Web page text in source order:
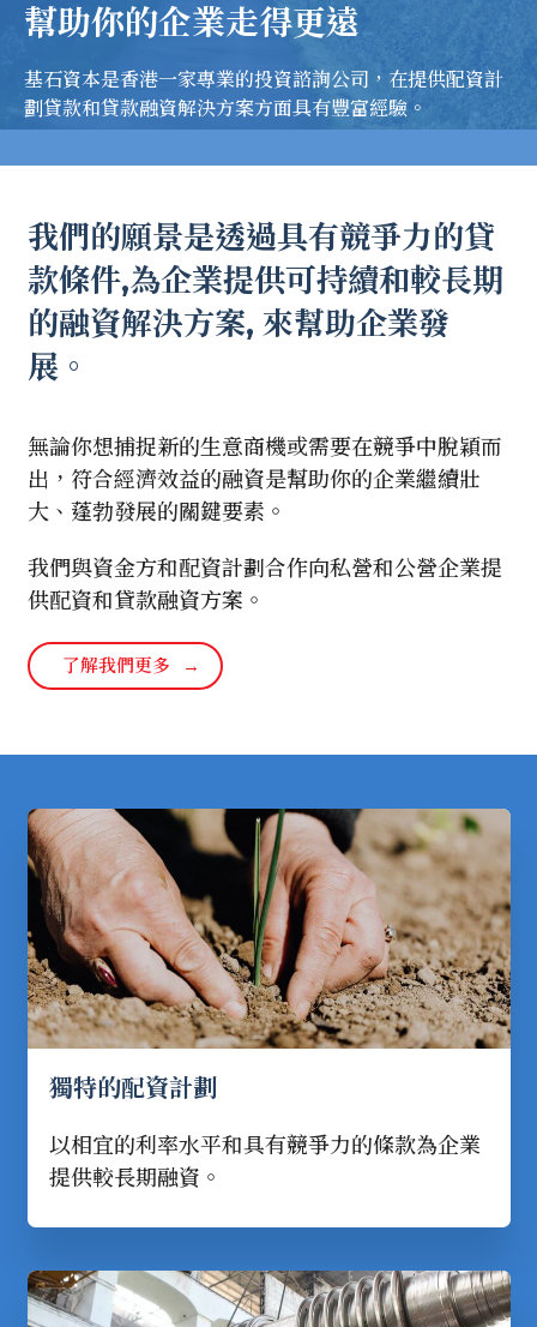
幫助你的企業走得更遠
基石資本是香港一家專業的投資諮詢公司，在提供配資計
劃貸款和貸款融資解決方案方面具有豐富經驗。
我們的願景是透過具有競爭力的貸
款條件,為企業提供可持續和較長期
的融資解決方案, 來幫助企業發
展。
無論你想捕捉新的生意商機或需要在競爭中脫穎而
出，符合經濟效益的融資是幫助你的企業繼續壯
大、蓬勃發展的關鍵要素。
我們與資金方和配資計劃合作向私營和公營企業提
供配資和貸款融資方案。
了解我們更多
獨特的配資計劃
以相宜的利率水平和具有競爭力的條款為企業
提供較長期融資。